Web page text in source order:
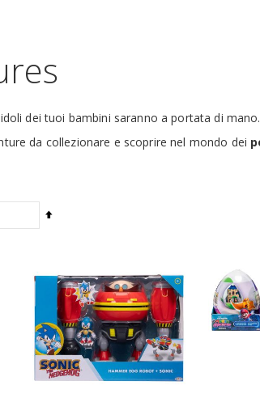
dei tuoi bambini saranno a portata di
da collezionare e scoprire nel mondo dei
Imposta
decrescente